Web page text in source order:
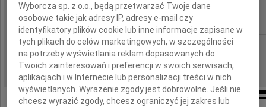
IMIĘ I NAZWISKO: Marian Ławniczek
REGION: Częstochowa
DATA EMISJI: 21.02.2014
Wyborcza sp. z o.o., będą przetwarzać Twoje dane
osobowe takie jak adresy IP, adresy e-mail czy
identyfikatory plików cookie lub inne informacje zapisane w
tych plikach do celów marketingowych, w szczególności
na potrzeby wyświetlania reklam dopasowanych do
Twoich zainteresowań i preferencji w swoich serwisach,
aplikacjach i w Internecie lub personalizacji treści w nich
wyświetlanych. Wyrażenie zgody jest dobrowolne. Jeśli nie
chcesz wyrazić zgody, chcesz ograniczyć jej zakres lub